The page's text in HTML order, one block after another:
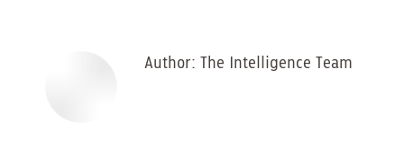
Author: The Intelligence Team